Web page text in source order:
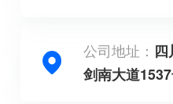
公司地址：
剑南大道